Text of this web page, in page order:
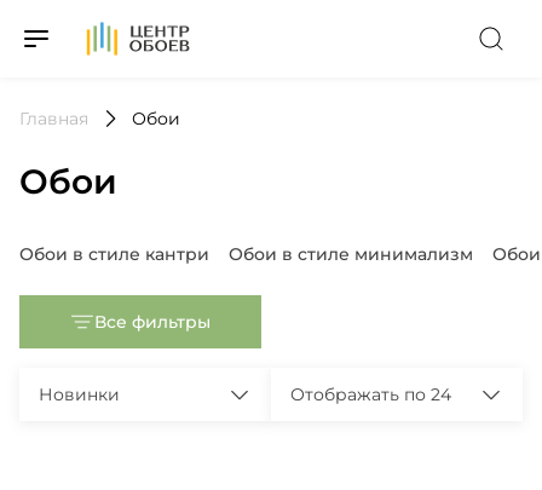
На Главную
Главная Обои
Обои
Популярные запросы
Обои в стиле кантри Обои в стиле минимализм Обои
Все фильтры
Новинки Отображать по 24